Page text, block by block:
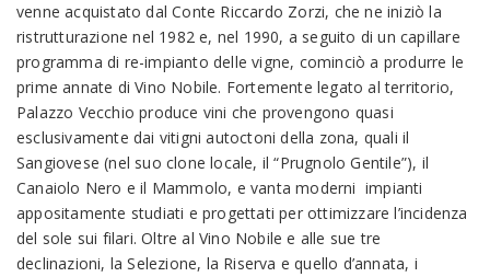
venne acquistato dal Conte Riccardo Zorzi, che ne iniziò la
ristrutturazione nel 1982 e, nel 1990, a seguito di un capillare
programma di re-impianto delle vigne, cominciò a produrre le
prime annate di Vino Nobile. Fortemente legato al territorio,
Palazzo Vecchio produce vini che provengono quasi
esclusivamente dai vitigni autoctoni della zona, quali il
Sangiovese (nel suo clone locale, il “Prugnolo Gentile”), il
Canaiolo Nero e il Mammolo, e vanta moderni impianti
appositamente studiati e progettati per ottimizzare l’incidenza
del sole sui filari. Oltre al Vino Nobile e alle sue tre
declinazioni, la Selezione, la Riserva e quello d’annata, i